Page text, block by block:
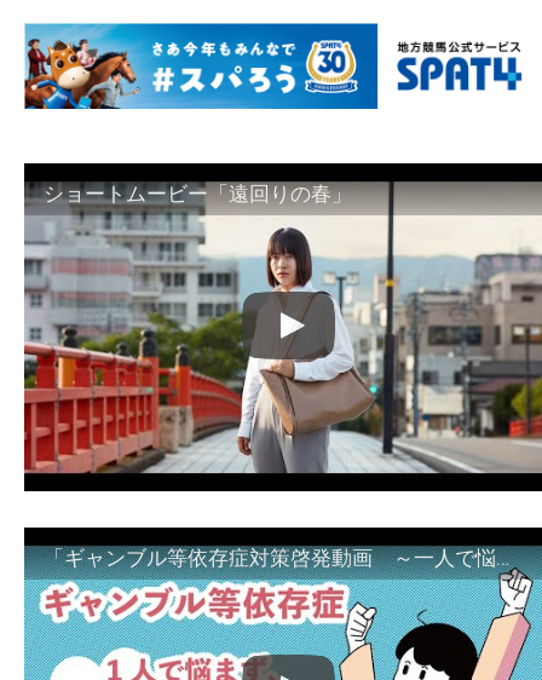
ショートムービー「遠回りの春」
「ギャンブル等依存症対策啓発動画 ～一人で悩まず、家族で悩まず、まず！相談機関へ～」